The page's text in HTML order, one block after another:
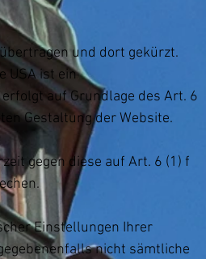
und dort gekürzt.
USA ist ein
auf Grundlage des Art. 6
Gestaltung der Website.
gegen diese auf Art. 6 (1) f
Einstellungen Ihrer
nicht sämtliche